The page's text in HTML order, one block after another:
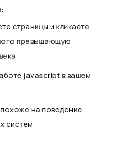
страницы и кликаете
превышающую
javascript в вашем
на поведение
систем